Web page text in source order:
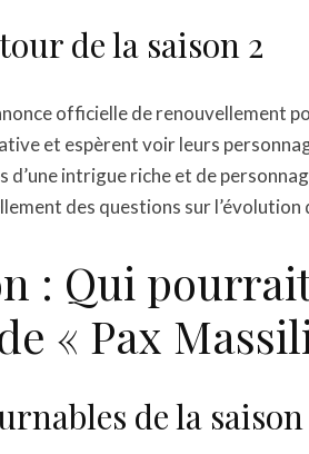
de la saison 2
officielle de renouvellement
et espèrent voir leurs
d’une intrigue riche et de
des questions sur l’évolution
: Qui
« Pax
de la saison